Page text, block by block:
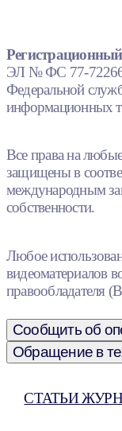
ЭЛ № ФС 77-72266
Федеральной
информационных
Все права на
защищены в
международным
собственности.
Любое
видеоматериалов
правообладателя
Сообщить об
Обращение в
СТАТЬИ